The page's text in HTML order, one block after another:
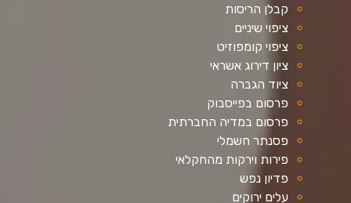
קבלן הריסות
ציפוי שיניים
ציפוי קומפוזיט
ציון דירוג אשראי
ציוד הגברה
פרסום בפייסבוק
פרסום במדיה החברתית
פסנתר חשמלי
פירות וירקות מהחקלאי
פדיון נפש
עלים ירוקים